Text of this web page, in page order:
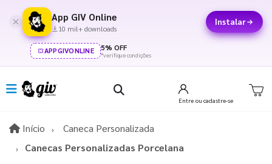
App GIV Online
10 mil+ downloads
Instalar
APPGIVONLINE 5% OFF
*verifique condições
Entre ou cadastre-se
Início InícioCaneca Personalizada
Canecas Personalizadas Porcelana